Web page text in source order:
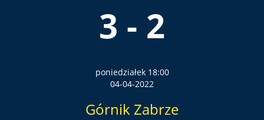
3 - 2
poniedziałek 18:00
04-04-2022
Górnik Zabrze